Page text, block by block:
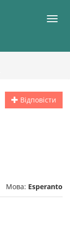
Відповісти
Мова: Esperanto